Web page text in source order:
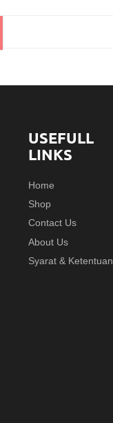
USEFULL
LINKS
Home
Shop
Contact Us
About Us
Syarat & Ketentuan